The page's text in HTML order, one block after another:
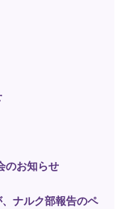
のお知らせ
、ナルク部報告のペ